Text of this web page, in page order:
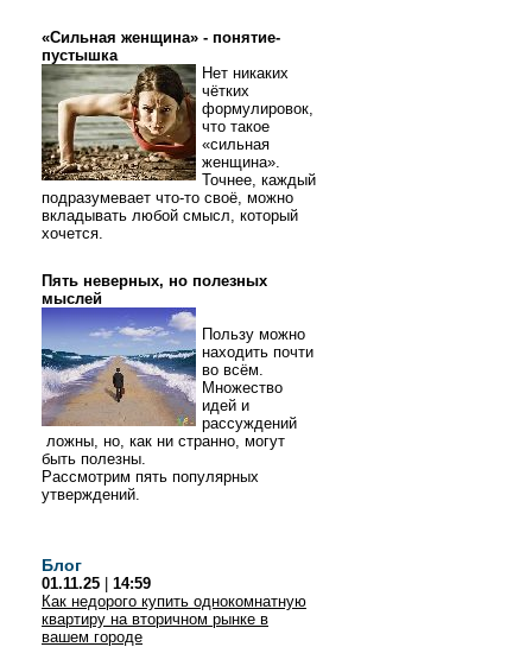
«Сильная женщина» - понятие-
пустышка
Нет никаких
чётких
формулировок,
что такое
«сильная
женщина».
Точнее, каждый
подразумевает что-то своё, можно
вкладывать любой смысл, который
хочется.
Пять неверных, но полезных
мыслей
Пользу можно
находить почти
во всём.
Множество
идей и
рассуждений
ложны, но, как ни странно, могут
быть полезны.
Рассмотрим пять популярных
утверждений.
Блог
01.11.25
14:59
Как недорого купить однокомнатную
квартиру на вторичном рынке в
вашем городе